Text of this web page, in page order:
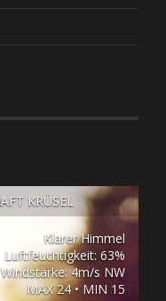
KRÜSEL
Klarer Himmel
Luftfeuchtigkeit: 63%
Windstärke: 4m/s NW
MAX 24 • MIN 15